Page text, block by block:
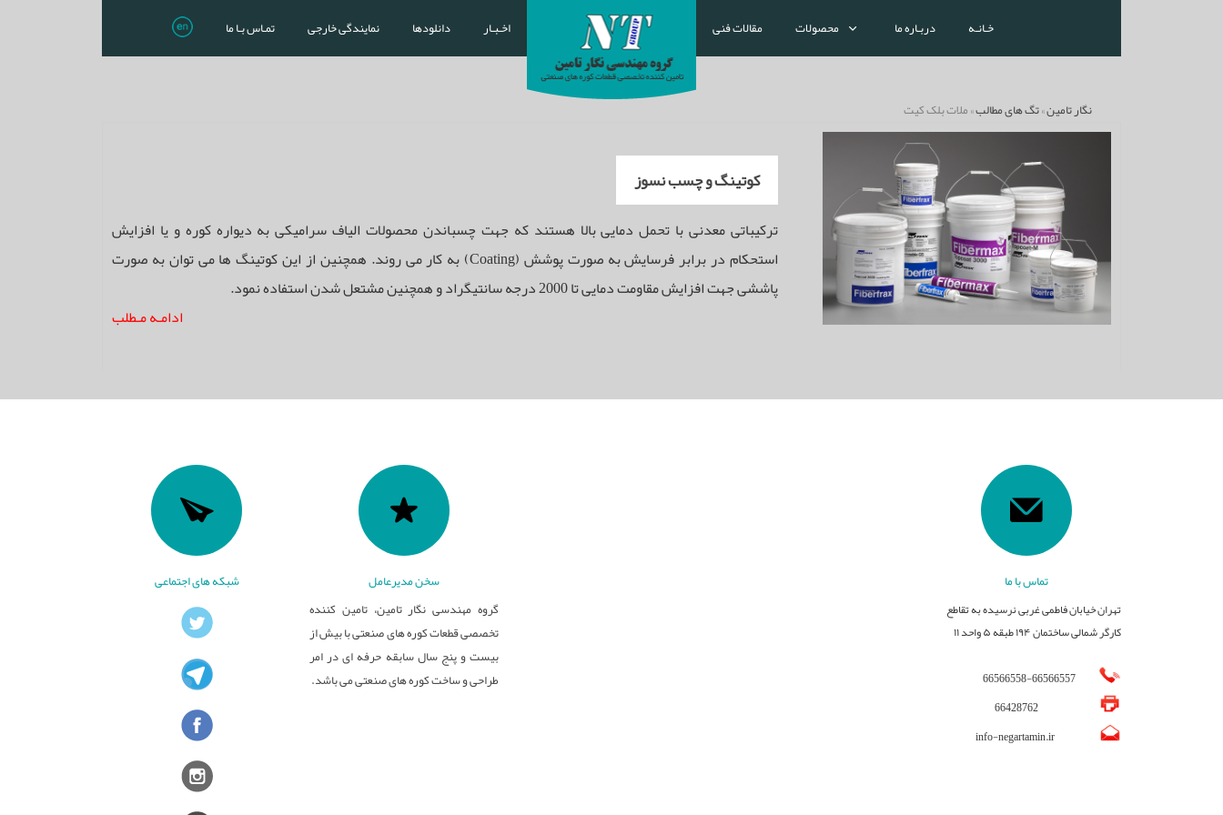
تمـاس بـا ما نمایندگی خارجی دانلودها اخـبـار مقالات فنی محصولات دربـاره ما خـانـه
نگار تامین»تگ های مطالب» ملات بلک کیت
کوتینگ و چسب نسوز
ترکیباتی معدنی با تحمل دمایی بالا هستند که جهت چسباندن محصولات الیاف سرامیکی به دیواره کوره و یا افزایش
استحکام در برابر فرسایش به صورت پوشش (Coating) به کار می روند. همچنین از این کوتینگ ها می توان به صورت
پاششی جهت افزایش مقاومت دمایی تا 2000 درجه سانتیگراد و همچنین مشتعل شدن استفاده نمود.
ادامـه مـطلب
شبکه های اجتماعی
سخن مدیرعامل
گروه مهندسی نگار تامین، تامین کننده
تخصصی قطعات کوره های صنعتی با بیش از
بیست و پنج سال سابقه حرفه ای در امر
طراحی و ساخت کوره های صنعتی می باشد.
تماس با ما
تهران خیابان فاطمی غربی نرسیده به تقاطع
کارگر شمالی ساختمان ۱۹۴ طبقه ۵ واحد ۱۱
66566558-66566557
66428762
info-negartamin.ir